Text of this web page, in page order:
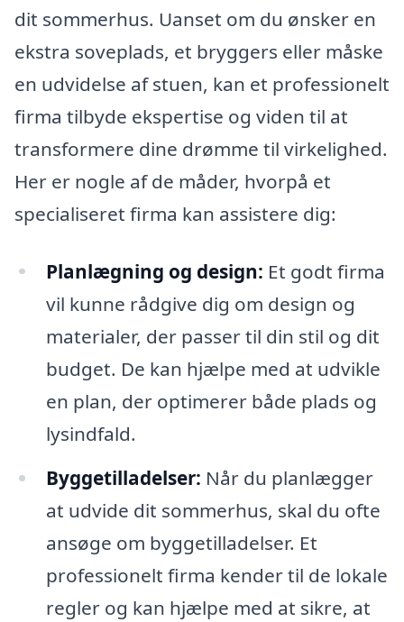
dit sommerhus. Uanset om du ønsker en
ekstra soveplads, et bryggers eller måske
en udvidelse af stuen, kan et professionelt
firma tilbyde ekspertise og viden til at
transformere dine drømme til virkelighed.
Her er nogle af de måder, hvorpå et
specialiseret firma kan assistere dig:
Planlægning og design: Et godt firma
vil kunne rådgive dig om design og
materialer, der passer til din stil og dit
budget. De kan hjælpe med at udvikle
en plan, der optimerer både plads og
lysindfald.
Byggetilladelser: Når du planlægger
at udvide dit sommerhus, skal du ofte
ansøge om byggetilladelser. Et
professionelt firma kender til de lokale
regler og kan hjælpe med at sikre, at